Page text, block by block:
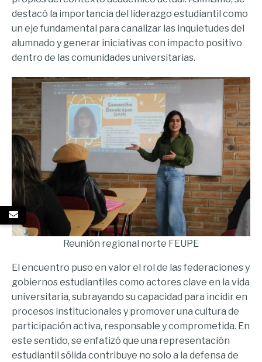
destacó la importancia del liderazgo estudiantil como
un eje fundamental para canalizar las inquietudes del
alumnado y generar iniciativas con impacto positivo
dentro de las comunidades universitarias.
Reunión regional norte FEUPE
El encuentro puso en valor el rol de las federaciones y
gobiernos estudiantiles como actores clave en la vida
universitaria, subrayando su capacidad para incidir en
procesos institucionales y promover una cultura de
participación activa, responsable y comprometida. En
este sentido, se enfatizó que una representación
estudiantil sólida contribuye no solo a la defensa de